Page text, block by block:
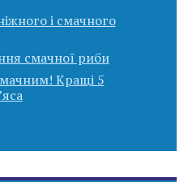
і смачного
смачної риби
Кращі 5